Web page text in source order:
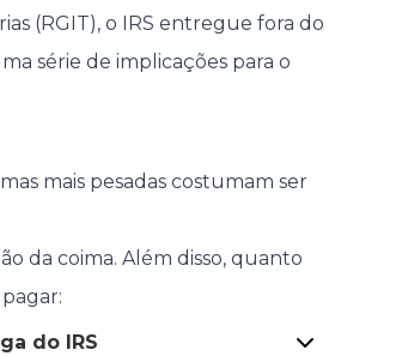
(RGIT), o IRS entregue fora do
série de implicações para o
mais pesadas costumam ser
da coima. Além disso, quanto
do IRS